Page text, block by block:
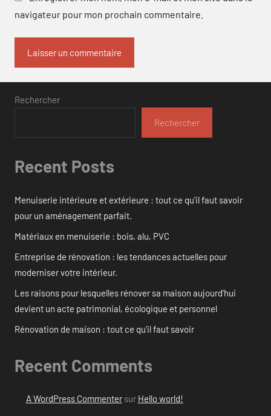
navigateur pour mon prochain commentaire.
Rechercher
Rechercher
Recent Posts
Menuiserie intérieure et extérieure : tout ce qu’il faut savoir
pour un aménagement parfait.
Matériaux en menuiserie : bois, alu, PVC
Entreprise de rénovation : les tendances actuelles pour
moderniser votre intérieur.
Les raisons pour lesquelles rénover sa maison aujourd’hui
devient un acte patrimonial, écologique et personnel
Rénovation de maison : tout ce qu’il faut savoir
Recent Comments
A WordPress Commentersur Hello world!